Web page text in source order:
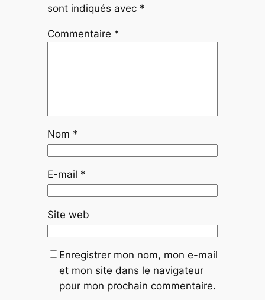
sont indiqués avec *
Commentaire *
Nom *
E-mail *
Site web
Enregistrer mon nom, mon e-mail
et mon site dans le navigateur
pour mon prochain commentaire.